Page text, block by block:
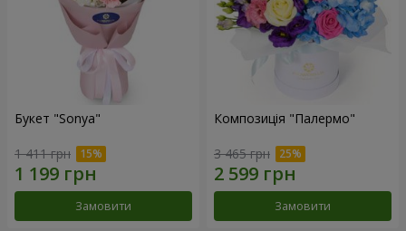
Букет "Sonya"
1 411 грн
Замовити
Композиція "Палермо"
3 465 грн
Замовити